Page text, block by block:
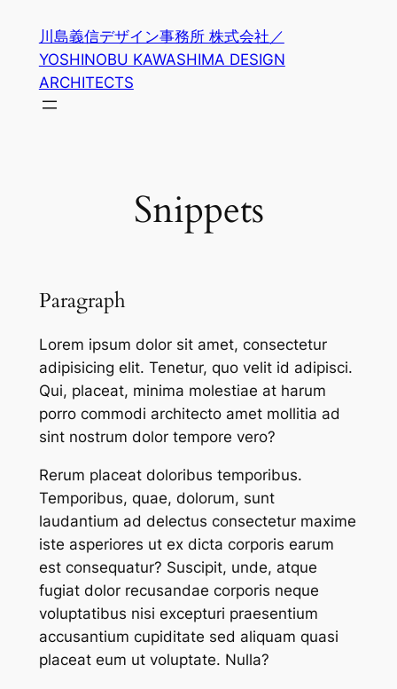
川島義信デザイン事務所 株式会社／
YOSHINOBU KAWASHIMA DESIGN
ARCHITECTS
Snippets
Paragraph
Lorem ipsum dolor sit amet, consectetur
adipisicing elit. Tenetur, quo velit id adipisci.
Qui, placeat, minima molestiae at harum
porro commodi architecto amet mollitia ad
sint nostrum dolor tempore vero?
Rerum placeat doloribus temporibus.
Temporibus, quae, dolorum, sunt
laudantium ad delectus consectetur maxime
iste asperiores ut ex dicta corporis earum
est consequatur? Suscipit, unde, atque
fugiat dolor recusandae corporis neque
voluptatibus nisi excepturi praesentium
accusantium cupiditate sed aliquam quasi
placeat eum ut voluptate. Nulla?